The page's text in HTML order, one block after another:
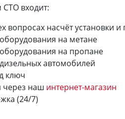
СТО входит:
вопросах насчёт установки
на метане
на пропане
автомобилей
ключ
через наш интернет-магазин
(24/7)